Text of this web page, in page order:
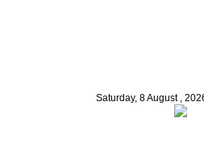
Saturday, 8 August ,